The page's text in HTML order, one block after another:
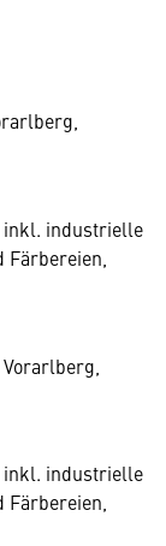
inkl. industrielle
inkl. industrielle